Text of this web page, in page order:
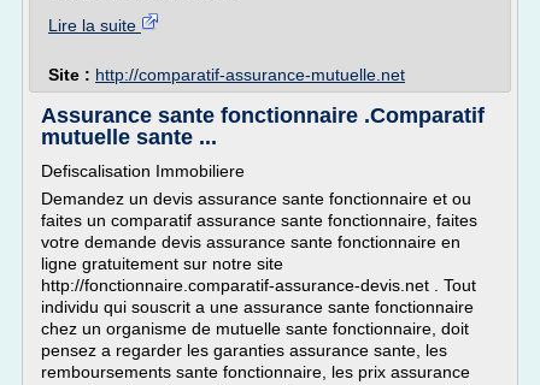
Lire la suite
Site : http://comparatif-assurance-mutuelle.net
Assurance sante fonctionnaire .Comparatif
mutuelle sante ...
Defiscalisation Immobiliere
Demandez un devis assurance sante fonctionnaire et ou
faites un comparatif assurance sante fonctionnaire, faites
votre demande devis assurance sante fonctionnaire en
ligne gratuitement sur notre site
http://fonctionnaire.comparatif-assurance-devis.net . Tout
individu qui souscrit a une assurance sante fonctionnaire
chez un organisme de mutuelle sante fonctionnaire, doit
pensez a regarder les garanties assurance sante, les
remboursements sante fonctionnaire, les prix assurance